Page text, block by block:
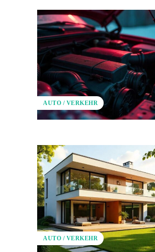
AUTO / VERKEHR
AUTO / VERKEHR